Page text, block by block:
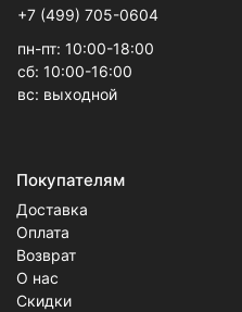
+7 (499) 705-0604
пн-пт: 10:00-18:00
сб: 10:00-16:00
вс: выходной
Покупателям
Доставка
Оплата
Возврат
О нас
Скидки